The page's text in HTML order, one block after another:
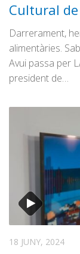
Cultural
Darrerament,
alimentàries.
Avui passa per
president de…
18 JUNY, 2024